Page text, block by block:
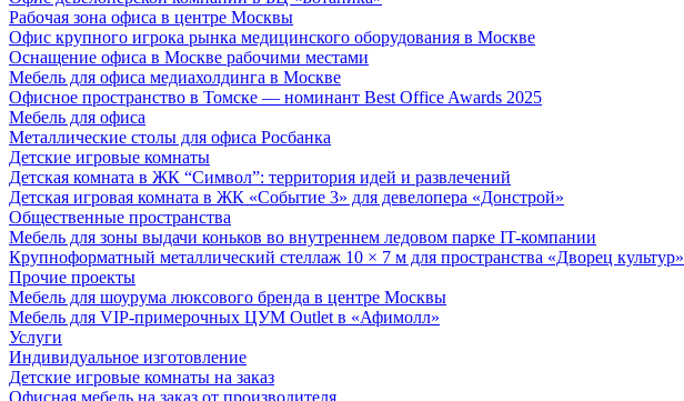
Рабочая зона офиса в центре Москвы
Офис крупного игрока рынка медицинского оборудования в Москве
Оснащение офиса в Москве рабочими местами
Мебель для офиса медиахолдинга в Москве
Офисное пространство в Томске — номинант Best Office Awards 2025
Мебель для офиса
Металлические столы для офиса Росбанка
Детские игровые комнаты
Детская комната в ЖК “Символ”: территория идей и развлечений
Детская игровая комната в ЖК «Событие 3» для девелопера «Донстрой»
Общественные пространства
Мебель для зоны выдачи коньков во внутреннем ледовом парке IT-компании
Крупноформатный металлический стеллаж 10 × 7 м для пространства «Дворец культур»
Прочие проекты
Мебель для шоурума люксового бренда в центре Москвы
Мебель для VIP-примерочных ЦУМ Outlet в «Афимолл»
Услуги
Индивидуальное изготовление
Детские игровые комнаты на заказ
Офисная мебель на заказ от производителя